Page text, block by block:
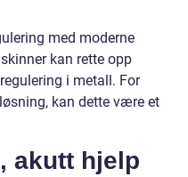
med moderne
kan rette opp
i metall. For
kan dette være et
akutt hjelp